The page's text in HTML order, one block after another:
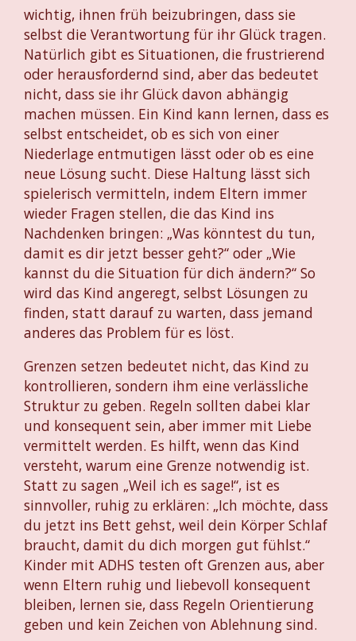
wichtig, ihnen früh beizubringen, dass sie
selbst die Verantwortung für ihr Glück tragen.
Natürlich gibt es Situationen, die frustrierend
oder herausfordernd sind, aber das bedeutet
nicht, dass sie ihr Glück davon abhängig
machen müssen. Ein Kind kann lernen, dass es
selbst entscheidet, ob es sich von einer
Niederlage entmutigen lässt oder ob es eine
neue Lösung sucht. Diese Haltung lässt sich
spielerisch vermitteln, indem Eltern immer
wieder Fragen stellen, die das Kind ins
Nachdenken bringen: „Was könntest du tun,
damit es dir jetzt besser geht?“ oder „Wie
kannst du die Situation für dich ändern?“ So
wird das Kind angeregt, selbst Lösungen zu
finden, statt darauf zu warten, dass jemand
anderes das Problem für es löst.
Grenzen setzen bedeutet nicht, das Kind zu
kontrollieren, sondern ihm eine verlässliche
Struktur zu geben. Regeln sollten dabei klar
und konsequent sein, aber immer mit Liebe
vermittelt werden. Es hilft, wenn das Kind
versteht, warum eine Grenze notwendig ist.
Statt zu sagen „Weil ich es sage!“, ist es
sinnvoller, ruhig zu erklären: „Ich möchte, dass
du jetzt ins Bett gehst, weil dein Körper Schlaf
braucht, damit du dich morgen gut fühlst.“
Kinder mit ADHS testen oft Grenzen aus, aber
wenn Eltern ruhig und liebevoll konsequent
bleiben, lernen sie, dass Regeln Orientierung
geben und kein Zeichen von Ablehnung sind.